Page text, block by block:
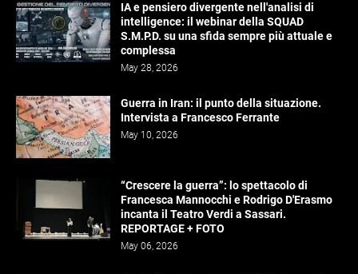
IA e pensiero divergente nell'analisi di
intelligence: il webinar della SQUAD
S.M.P.D. su una sfida sempre più attuale e
complessa
May 28, 2026
Guerra in Iran: il punto della situazione.
Intervista a Francesco Ferrante
May 10, 2026
“Crescere la guerra”: lo spettacolo di
Francesca Mannocchi e Rodrigo D'Erasmo
incanta il Teatro Verdi a Sassari.
REPORTAGE + FOTO
May 06, 2026